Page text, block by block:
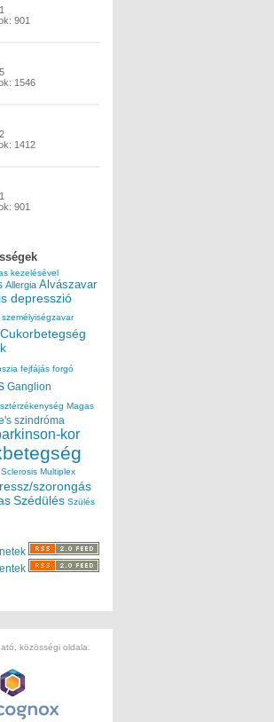
901
1546
1412
901
kezelésével
Allergia Alvászavar
depresszió
Cukorbetegség
fejfájás forgó
Ganglion
Magas
szindróma
kor
Sclerosis Multiplex
szorongás
Szédülés Szülés
közösségi oldala.